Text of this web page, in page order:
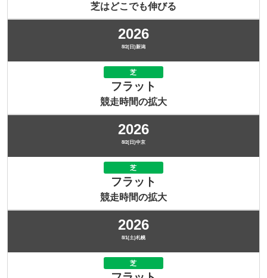
芝はどこでも伸びる
2026
8/2(日)新潟
芝
フラット
競走時間の拡大
2026
8/2(日)中京
芝
フラット
競走時間の拡大
2026
8/1(土)札幌
芝